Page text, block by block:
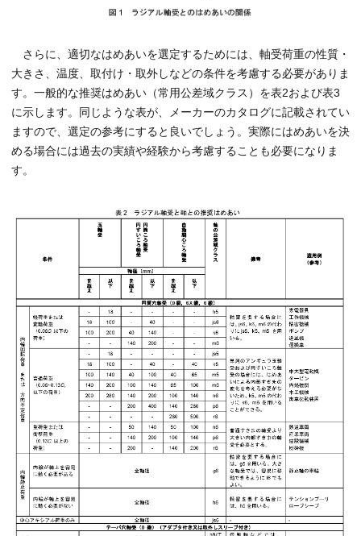
さらに、適切なはめあいを選定するためには、軸受荷重の性質・
大きさ、温度、取付け・取外しなどの条件を考慮する必要がありま
す。一般的な推奨はめあい（常用公差域クラス）を表2および表3
に示します。同じような表が、メーカーのカタログに記載されてい
ますので、選定の参考にすると良いでしょう。実際にはめあいを決
める場合には過去の実績や経験から考慮することも必要になりま
す。